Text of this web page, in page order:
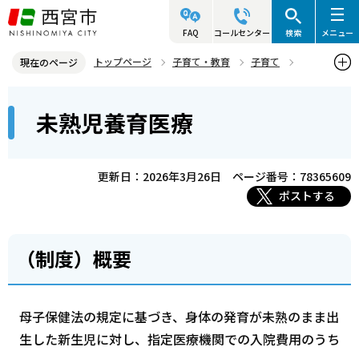
こ
の
ジ
先
FAQ コールセンター 検索 メニュー
現在のページ トップページ 子育て・教育
子育て
こ
未熟児養育医療
更新日：2026年3月26日
ページ番号：78365609
ポストする
（制度）概要
母子保健法の規定に基づき、身体の発育が未熟のまま出
生した新生児に対し、指定医療機関での入院費用のうち